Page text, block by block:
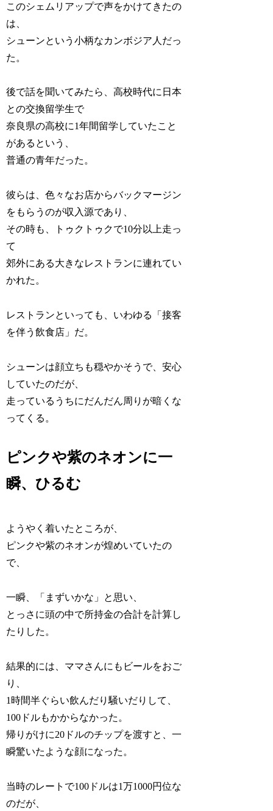
このシェムリアップで声をかけてきたの
は、
シューンという小柄なカンボジア人だっ
た。
後で話を聞いてみたら、高校時代に日本
との交換留学生で
奈良県の高校に1年間留学していたこと
があるという、
普通の青年だった。
彼らは、色々なお店からバックマージン
をもらうのが収入源であり、
その時も、トゥクトゥクで10分以上走っ
て
郊外にある大きなレストランに連れてい
かれた。
レストランといっても、いわゆる「接客
を伴う飲食店」だ。
シューンは顔立ちも穏やかそうで、安心
していたのだが、
走っているうちにだんだん周りが暗くな
ってくる。
ピンクや紫のネオンに一
瞬、ひるむ
ようやく着いたところが、
ピンクや紫のネオンが煌めいていたの
で、
一瞬、「まずいかな」と思い、
とっさに頭の中で所持金の合計を計算し
たりした。
結果的には、ママさんにもビールをおご
り、
1時間半ぐらい飲んだり騒いだりして、
100ドルもかからなかった。
帰りがけに20ドルのチップを渡すと、一
瞬驚いたような顔になった。
当時のレートで100ドルは1万1000円位な
のだが、